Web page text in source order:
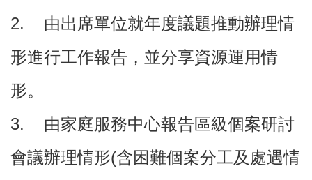
介
紹
訊
公
告
生
便
2. 由出席單位就年度議題推動辦理情
形進行工作報告，並分享資源運用情
形。
3. 由家庭服務中心報告區級個案研討
會議辦理情形(含困難個案分工及處遇情